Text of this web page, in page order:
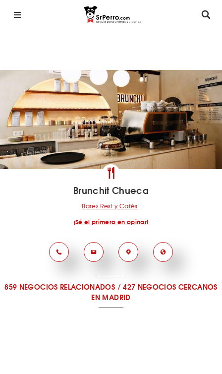
Brunchit Chueca
Bares Rest y Cafés
¡Sé el primero en opinar!
859 NEGOCIOS RELACIONADOS /427 NEGOCIOS CERCANOS
EN MADRID